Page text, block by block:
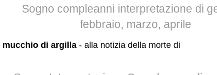
Sogno compleanni interpretazione di
febbraio, marzo, aprile
mucchio di argilla - alla notizia della morte di